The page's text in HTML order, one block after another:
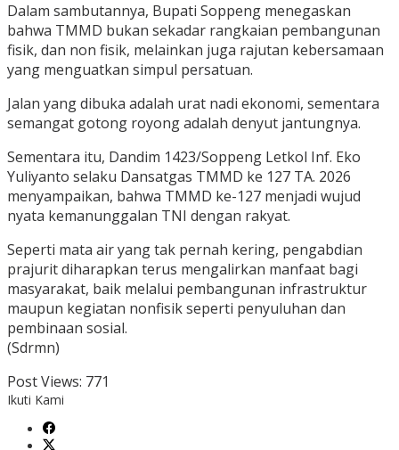
Dalam sambutannya, Bupati Soppeng menegaskan
bahwa TMMD bukan sekadar rangkaian pembangunan
fisik, dan non fisik, melainkan juga rajutan kebersamaan
yang menguatkan simpul persatuan.
Jalan yang dibuka adalah urat nadi ekonomi, sementara
semangat gotong royong adalah denyut jantungnya.
Sementara itu, Dandim 1423/Soppeng Letkol Inf. Eko
Yuliyanto selaku Dansatgas TMMD ke 127 TA. 2026
menyampaikan, bahwa TMMD ke-127 menjadi wujud
nyata kemanunggalan TNI dengan rakyat.
Seperti mata air yang tak pernah kering, pengabdian
prajurit diharapkan terus mengalirkan manfaat bagi
masyarakat, baik melalui pembangunan infrastruktur
maupun kegiatan nonfisik seperti penyuluhan dan
pembinaan sosial.
(Sdrmn)
Post Views: 771
Ikuti Kami